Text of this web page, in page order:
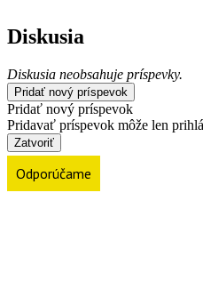
Diskusia
Diskusia neobsahuje príspevky.
Pridať nový príspevok
Pridať nový príspevok
Pridavať príspevok môže len
Zatvoriť
Odporúčame